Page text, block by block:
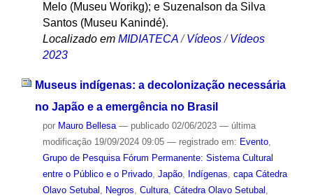
Melo (Museu Worikg); e Suzenalson da Silva
Santos (Museu Kanindé).
Localizado em MIDIATECA /Vídeos /Vídeos
2023
Museus indígenas: a decolonização necessária
no Japão e a emergência no Brasil
por Mauro Bellesa — publicado02/06/2023 — última
modificação19/09/2024 09:05 — registrado em: Evento,
Grupo de Pesquisa Fórum Permanente: Sistema Cultural
entre o Público e o Privado, Japão, Indígenas capa Cátedra
Olavo Setubal
Negros Cultura, Cátedra Olavo Setubal